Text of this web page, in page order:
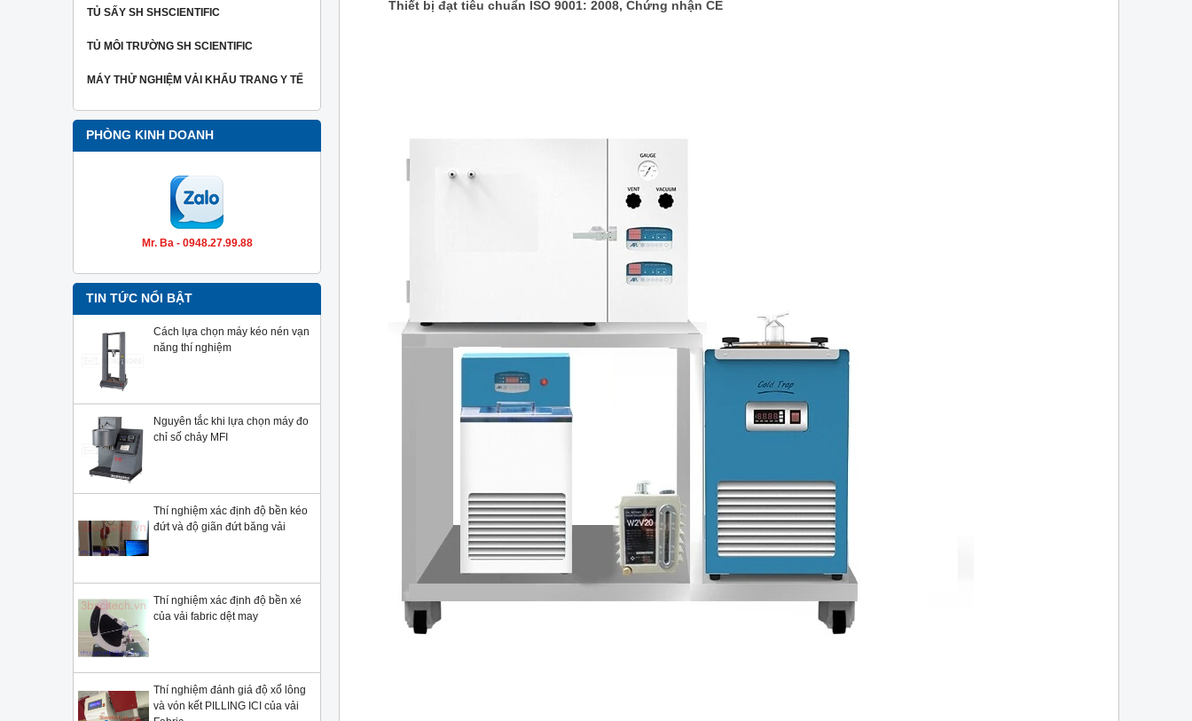
TỦ SẤY SH SHSCIENTIFIC
TỦ MÔI TRƯỜNG SH SCIENTIFIC
MÁY THỬ NGHIỆM VẢI KHẨU TRANG Y TẾ
PHÒNG KINH DOANH
Mr. Ba - 0948.27.99.88
TIN TỨC NỔI BẬT
Cách lựa chọn máy kéo nén vạn
năng thí nghiệm
Nguyên tắc khi lựa chọn máy đo
chỉ số chảy MFI
Thí nghiệm xác định độ bền kéo
đứt và độ giãn đứt băng vải
Thí nghiệm xác định độ bền xé
của vải fabric dệt may
Thí nghiệm đánh giá độ xổ lông
và vón kết PILLING ICI của vải
Thiết bị đạt tiêu chuẩn ISO 9001: 2008, Chứng nhận CE